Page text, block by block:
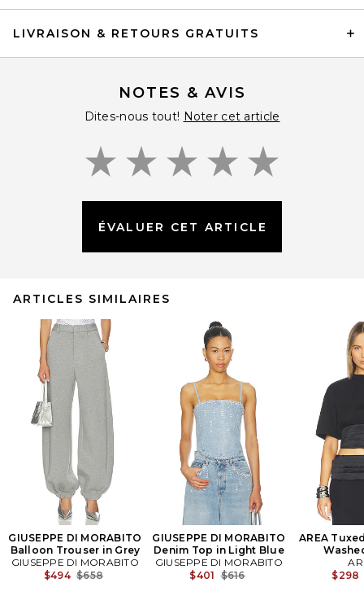
LIVRAISON & RETOURS GRATUITS
NOTES & AVIS
Dites-nous tout! Noter cet article
ÉVALUER CET ARTICLE
ARTICLES SIMILAIRES
GIUSEPPE DI MORABITO
Balloon Trouser in Grey
GIUSEPPE DI MORABITO
$494 Previous price:
$658
GIUSEPPE DI MORABITO
Denim Top in Light Blue
GIUSEPPE DI MORABITO
$401 Previous price:
$616
AREA
$298